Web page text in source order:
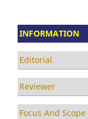
INFORMATION
Editorial
Reviewer
Focus And Scope